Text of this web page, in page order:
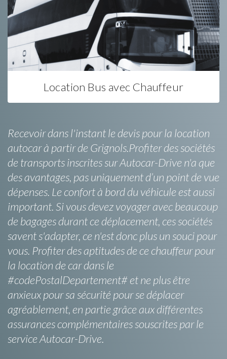
Location Bus avec Chauffeur
Recevoir dans l'instant le devis pour la location
autocar à partir de Grignols.Profiter des sociétés
de transports inscrites sur Autocar-Drive n'a que
des avantages, pas uniquement d’un point de vue
dépenses. Le confort à bord du véhicule est aussi
important. Si vous devez voyager avec beaucoup
de bagages durant ce déplacement, ces sociétés
savent s'adapter, ce n'est donc plus un souci pour
vous. Profiter des aptitudes de ce chauffeur pour
la location de car dans le
#codePostalDepartement# et ne plus être
anxieux pour sa sécurité pour se déplacer
agréablement, en partie grâce aux différentes
assurances complémentaires souscrites par le
service Autocar-Drive.